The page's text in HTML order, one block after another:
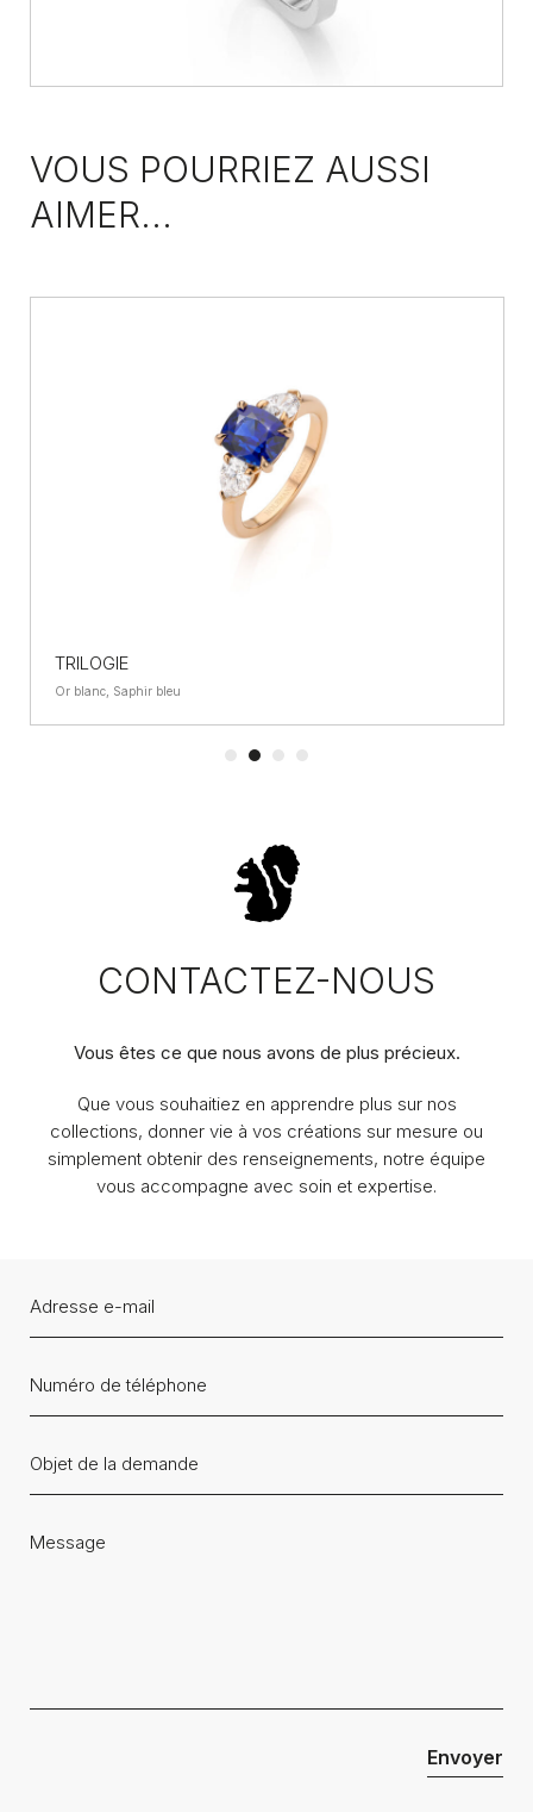
VOUS POURRIEZ AUSSI
AIMER...
TRILOGIE
Or blanc, Saphir bleu
CONTACTEZ-NOUS
Vous êtes ce que nous avons de plus précieux.
Que vous souhaitiez en apprendre plus sur nos
collections, donner vie à vos créations sur mesure ou
simplement obtenir des renseignements, notre équipe
vous accompagne avec soin et expertise.